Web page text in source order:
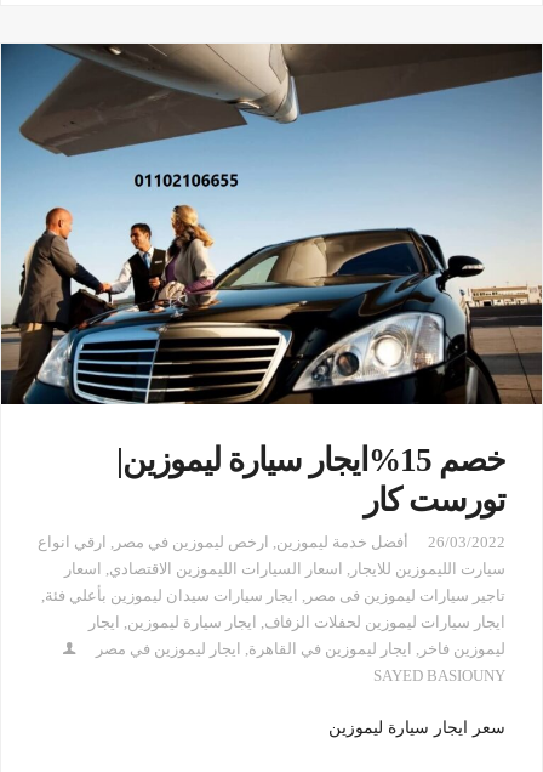
خصم 15%ايجار سيارة ليموزين|
تورست كار
26/03/2022 أفضل خدمة ليموزين, ارخص ليموزين في مصر , ارقي انواع
سيارت الليموزين للايجار , اسعار السيارات الليموزين الاقتصادي, اسعار
تاجير سيارات ليموزين فى مصر , ايجار سيارات سيدان ليموزين بأعلي فئة,
ايجار سيارات ليموزين لحفلات الزفاف, ايجار سيارة ليموزين, ايجار
ليموزين فاخر , ايجار ليموزين في القاهرة, ايجار ليموزين في مصر
SAYED BASIOUNY
سعر ايجار سيارة ليموزين